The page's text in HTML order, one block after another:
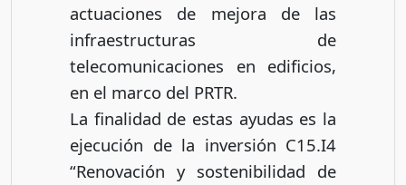
actuaciones de mejora de las
infraestructuras de
telecomunicaciones en edificios,
en el marco del PRTR.
La finalidad de estas ayudas es la
ejecución de la inversión C15.I4
“Renovación y sostenibilidad de